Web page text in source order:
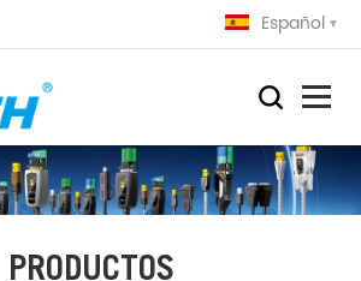
Español
PRODUCTOS